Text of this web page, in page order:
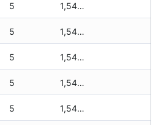
5 1,540 zł
5 1,540 zł
5 1,540 zł
5 1,540 zł
5 1,540 zł